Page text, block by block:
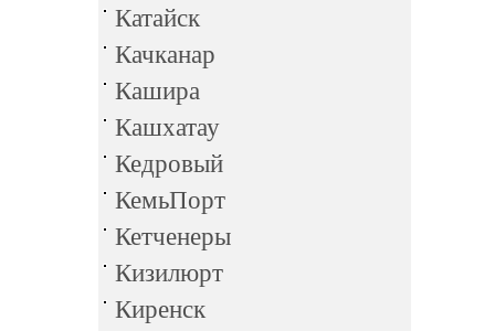
Катайск
Качканар
Кашира
Кашхатау
Кедровый
КемьПорт
Кетченеры
Кизилюрт
Киренск